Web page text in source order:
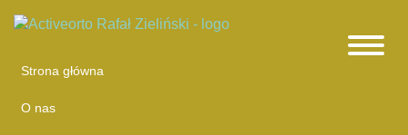
Strona główna
O nas